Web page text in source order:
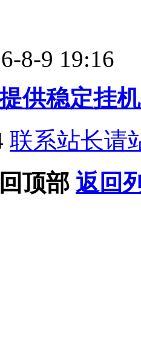
8-9 19:16
供稳定挂
联系站长请
顶部 返回